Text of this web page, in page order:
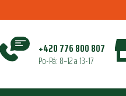
+420 776 800 807
Po-Pá: 8–12 a 13-17